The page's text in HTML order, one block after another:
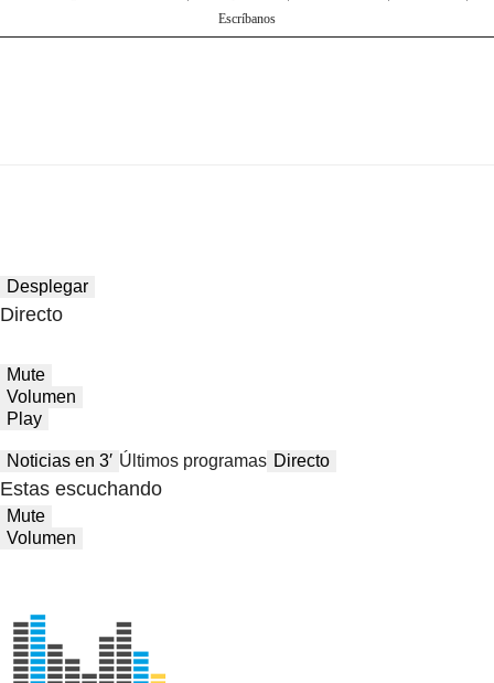
Escríbanos
Desplegar
Directo
Mute
Volumen
Play
Noticias en 3′ Últimos programas Directo
Estas escuchando
Mute
Volumen